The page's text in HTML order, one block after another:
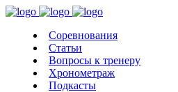
Соревнования
Статьи
Вопросы к тренеру
Хронометраж
Подкасты